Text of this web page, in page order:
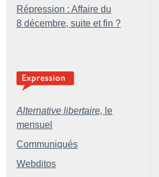
Répression : Affaire du
8 décembre, suite et fin ?
Alternative libertaire, le
mensuel
Communiqués
Webditos